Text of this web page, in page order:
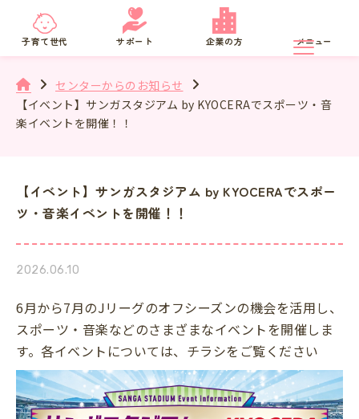
京都府
子育て世代 サポート 企業の方 メニュー
センターからのお知らせ
【イベント】サンガスタジアム by KYOCERAでスポーツ・音
楽イベントを開催！！
【イベント】サンガスタジアム by KYOCERAでスポー
ツ・音楽イベントを開催！！
2026.06.10
6月から7月のJリーグのオフシーズンの機会を活用し、
スポーツ・音楽などのさまざまなイベントを開催しま
す。各イベントについては、チラシをご覧ください